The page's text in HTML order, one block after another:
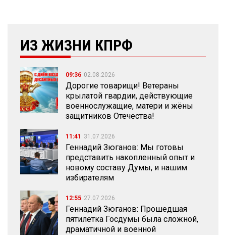
ИЗ ЖИЗНИ КПРФ
09:36 02.08.2026
Дорогие товарищи! Ветераны
крылатой гвардии, действующие
военнослужащие, матери и жёны
защитников Отечества!
11:41 31.07.2026
Геннадий Зюганов: Мы готовы
представить накопленный опыт и
новому составу Думы, и нашим
избирателям
12:55 27.07.2026
Геннадий Зюганов: Прошедшая
пятилетка Госдумы была сложной,
драматичной и военной